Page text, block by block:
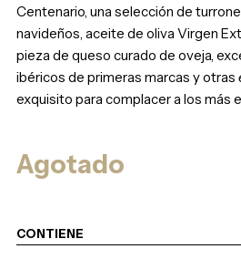
Centenario, una selección de
navideños, aceite de oliva Virgen
pieza de queso curado de oveja,
ibéricos de primeras marcas y otras
exquisito para complacer a los más
Agotado
CONTIENE